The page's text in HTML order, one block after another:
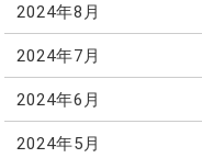
2024年8月
2024年7月
2024年6月
2024年5月